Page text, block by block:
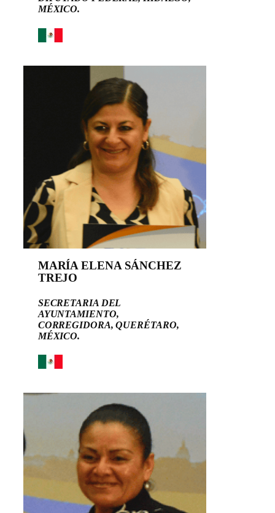
MÉXICO.
MARÍA ELENA SÁNCHEZ
TREJO
SECRETARIA DEL
AYUNTAMIENTO,
CORREGIDORA, QUERÉTARO,
MÉXICO.